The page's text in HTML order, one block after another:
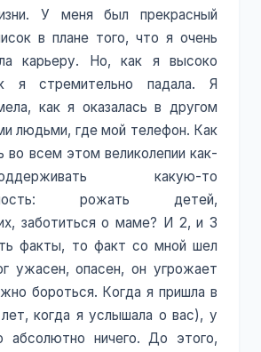
У меня был прекрасный
в плане того, что я очень
карьеру. Но, как я высоко
я стремительно падала. Я
как я оказалась в другом
людьми, где мой телефон. Как
во всем этом великолепии как-
какую-то
рожать детей,
заботиться о маме? И 2, и 3
факты, то факт со мной шел
ужасен, опасен, он угрожает
бороться. Когда я пришла в
когда я услышала о вас), у
абсолютно ничего. До этого,